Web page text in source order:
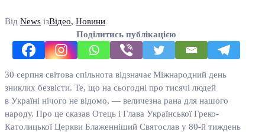
Від News ізВідео, Новини
Поділитись публікацією
30 серпня світова спільнота відзначає Міжнародний день
зниклих безвісти. Те, що на сьогодні про тисячі людей
в Україні нічого не відомо, — величезна рана для нашого
народу. Про це сказав Отець і Глава Української Греко-
Католицької Церкви Блаженніший Святослав у 80-й тиждень